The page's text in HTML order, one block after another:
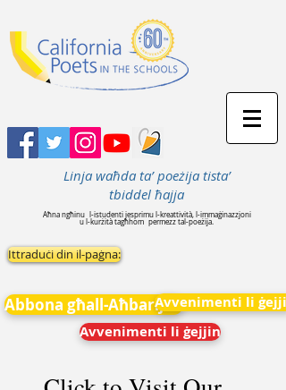
Linja waħda ta’ poeżija tista’
tbiddel ħajja
Aħna ngħinu
l-istudenti jesprimu l-kreattività, l-immaġinazzjoni
u l-kurżità tagħhom permezz tal-poeżija.
Ittraduċi din il-paġna:
Abbona għall-AħbarijietAvvenimenti li ġejjin
Avvenimenti li ġejjin